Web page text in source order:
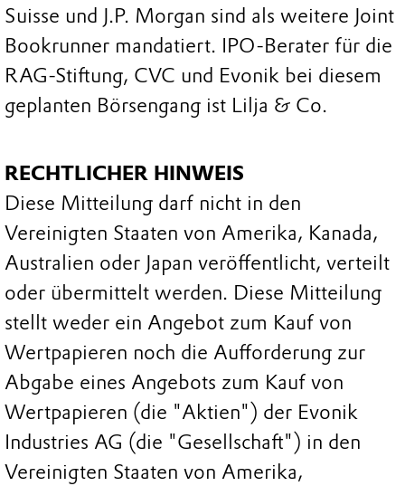
Suisse und J.P. Morgan sind als weitere Joint
Bookrunner mandatiert. IPO-Berater für die
RAG-Stiftung, CVC und Evonik bei diesem
geplanten Börsengang ist Lilja & Co.
RECHTLICHER HINWEIS
Diese Mitteilung darf nicht in den
Vereinigten Staaten von Amerika, Kanada,
Australien oder Japan veröffentlicht, verteilt
oder übermittelt werden. Diese Mitteilung
stellt weder ein Angebot zum Kauf von
Wertpapieren noch die Aufforderung zur
Abgabe eines Angebots zum Kauf von
Wertpapieren (die "Aktien") der Evonik
Industries AG (die "Gesellschaft") in den
Vereinigten Staaten von Amerika,